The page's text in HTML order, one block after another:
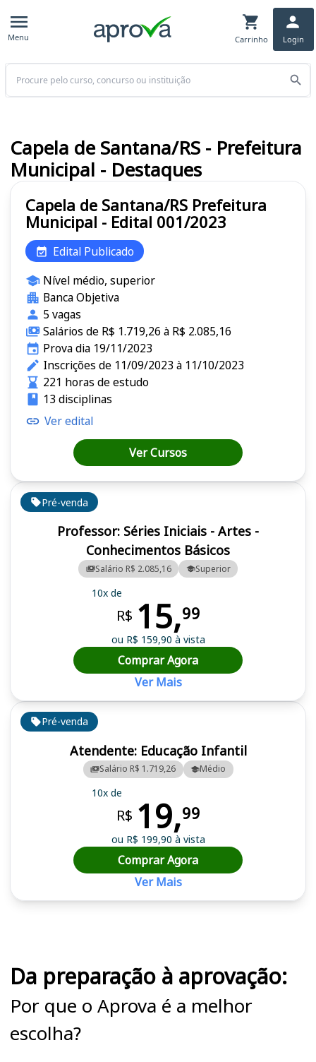
Menu Carrinho Login
Buscar
Pré-venda
Atendente: Educação Infantil
Salário R$ 1.719,26 Médio
10x de
R$ 19,99
ou R$ 199,90 à vista
Comprar Agora
Ver Mais
Pré-venda
Professor: Séries Iniciais - Artes -
Conhecimentos Básicos
Salário R$ 2.085,16 Superior
10x de
R$ 15,99
ou R$ 159,90 à vista
Comprar Agora
Ver Mais
Capela de Santana/RS Prefeitura
Municipal - Edital 001/2023
Edital Publicado
Nível médio, superior
Banca Objetiva
5 vagas
Salários de R$ 1.719,26 à R$ 2.085,16
Prova dia 19/11/2023
Inscrições de 11/09/2023 à 11/10/2023
221 horas de estudo
13 disciplinas
Ver edital
Ver Cursos
Capela de Santana/RS - Prefeitura
Municipal - Destaques
Da preparação à aprovação:
Por que o Aprova é a melhor
escolha?